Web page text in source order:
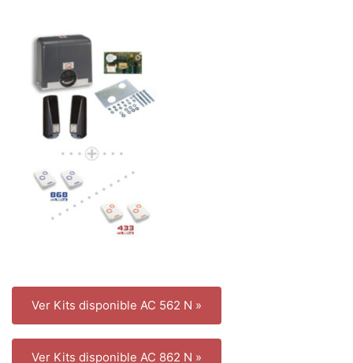
Ver Kits disponible AC 562 N »
Ver Kits disponible AC 862 N »